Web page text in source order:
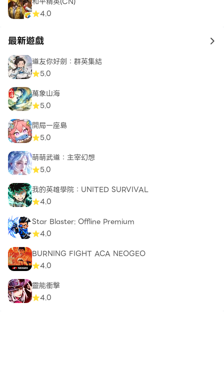
4.0
最新遊戲 to
道友你好劍：群英集結
5.0
萬象山海
5.0
開局一座島
5.0
萌萌武道：主宰幻想
5.0
我的英雄學院：UNITED SURVIVAL
4.0
Star Blaster: Offline Premium
4.0
BURNING FIGHT ACA NEOGEO
4.0
靈能衝擊
4.0